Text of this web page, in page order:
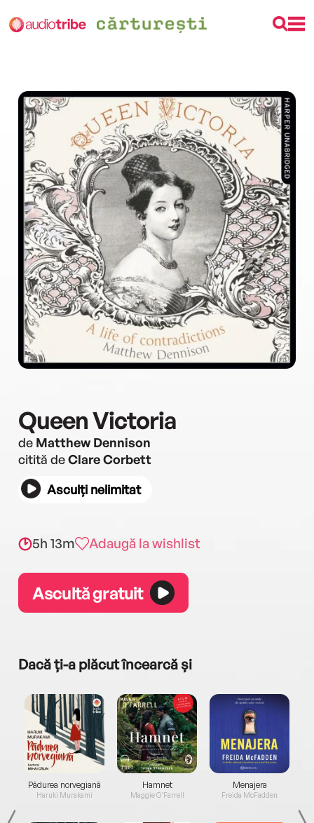
Queen Victoria
de Matthew Dennison
citită deClare Corbett
Asculți nelimitat
5h 13m Adaugă la wishlist
Ascultă gratuit
Dacă ți-a plăcut încearcă și
Pădurea norvegiană
Haruki Murakami
Hamnet
Maggie O'Farrell
Menajera
Freida McFadden